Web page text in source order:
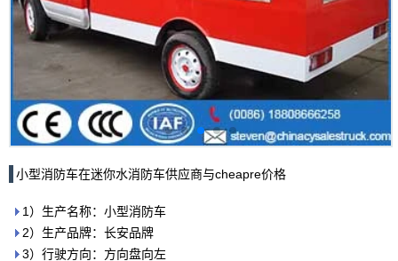
小型消防车在迷你水消防车供应商与cheapre价格
1）生产名称：小型消防车
2）生产品牌：长安品牌
3）行驶方向：方向盘向左